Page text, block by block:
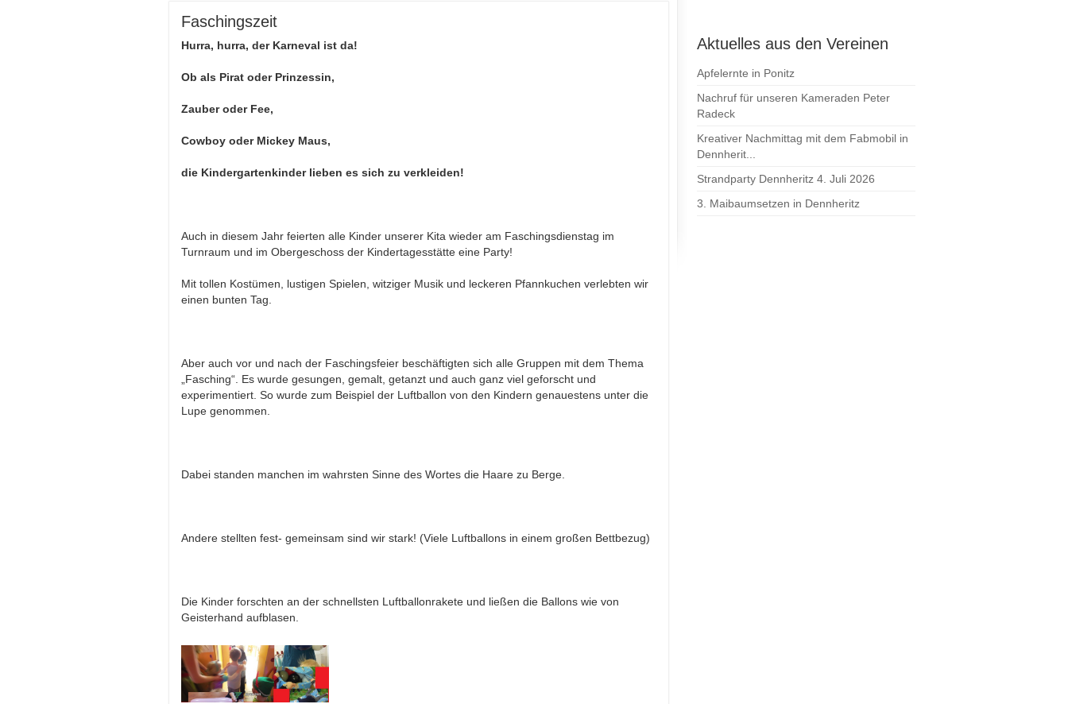
Faschingszeit
Hurra, hurra, der Karneval ist da!
Ob als Pirat oder Prinzessin,
Zauber oder Fee,
Cowboy oder Mickey Maus,
die Kindergartenkinder lieben es sich zu verkleiden!
Auch in diesem Jahr feierten alle Kinder unserer Kita wieder am Faschingsdienstag im
Turnraum und im Obergeschoss der Kindertagesstätte eine Party!
Mit tollen Kostümen, lustigen Spielen, witziger Musik und leckeren Pfannkuchen verlebten wir
einen bunten Tag.
Aber auch vor und nach der Faschingsfeier beschäftigten sich alle Gruppen mit dem Thema
„Fasching“. Es wurde gesungen, gemalt, getanzt und auch ganz viel geforscht und
experimentiert. So wurde zum Beispiel der Luftballon von den Kindern genauestens unter die
Lupe genommen.
Dabei standen manchen im wahrsten Sinne des Wortes die Haare zu Berge.
Andere stellten fest- gemeinsam sind wir stark! (Viele Luftballons in einem großen Bettbezug)
Die Kinder forschten an der schnellsten Luftballonrakete und ließen die Ballons wie von
Geisterhand aufblasen.
Aktuelles aus den Vereinen
Apfelernte in Ponitz
Nachruf für unseren Kameraden Peter
Radeck
Kreativer Nachmittag mit dem Fabmobil in
Dennherit...
Strandparty Dennheritz 4. Juli 2026
3. Maibaumsetzen in Dennheritz